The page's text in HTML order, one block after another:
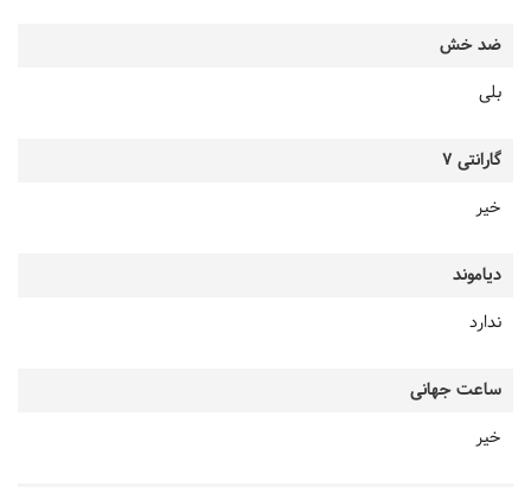
ضد خش
بلی
گارانتی 7
خیر
دیاموند
ندارد
ساعت جهانی
خیر